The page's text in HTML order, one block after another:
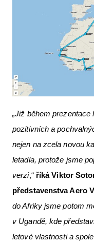
„Již během
pozitivních a
nejen na zcela novou
letadla, protože jsme
verzi,“ říká Viktor
představenstva Aero
do Afriky jsme potom
v Ugandě, kde
letové vlastnosti a